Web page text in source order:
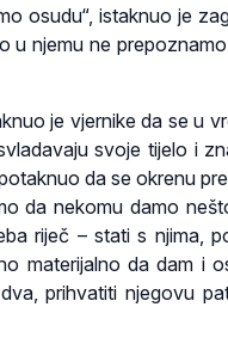
osudu“, istaknuo je
u njemu ne
je vjernike da se u
svoje tijelo i
da se okrenu
da nekomu damo
riječ – stati s njima,
materijalno da dam i
prihvatiti njegovu